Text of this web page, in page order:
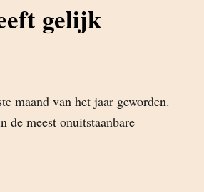
gelijk
maand van het jaar geworden.
de meest onuitstaanbare